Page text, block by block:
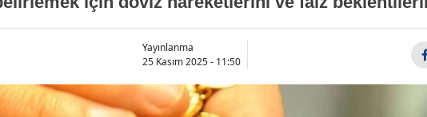
Yayınlanma
25 Kasım 2025 - 11:50